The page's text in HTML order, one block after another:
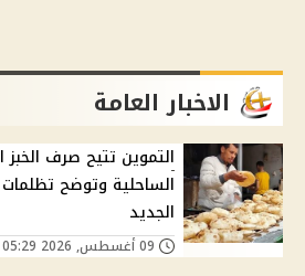
الاخبار العامة
التموين تتيح صرف الخبز
الساحلية وتوضح
الجديد